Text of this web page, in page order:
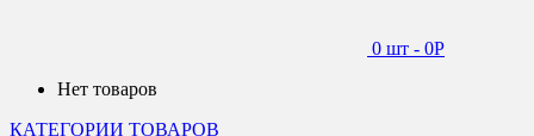
0 шт - 0Р
Нет товаров
КАТЕГОРИИ ТОВАРОВ